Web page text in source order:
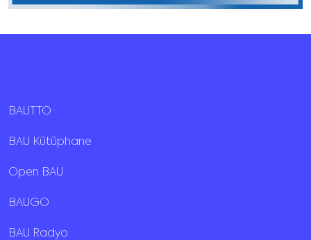
BAUTTO
BAU Kütüphane
Open BAU
BAUGO
BAU Radyo